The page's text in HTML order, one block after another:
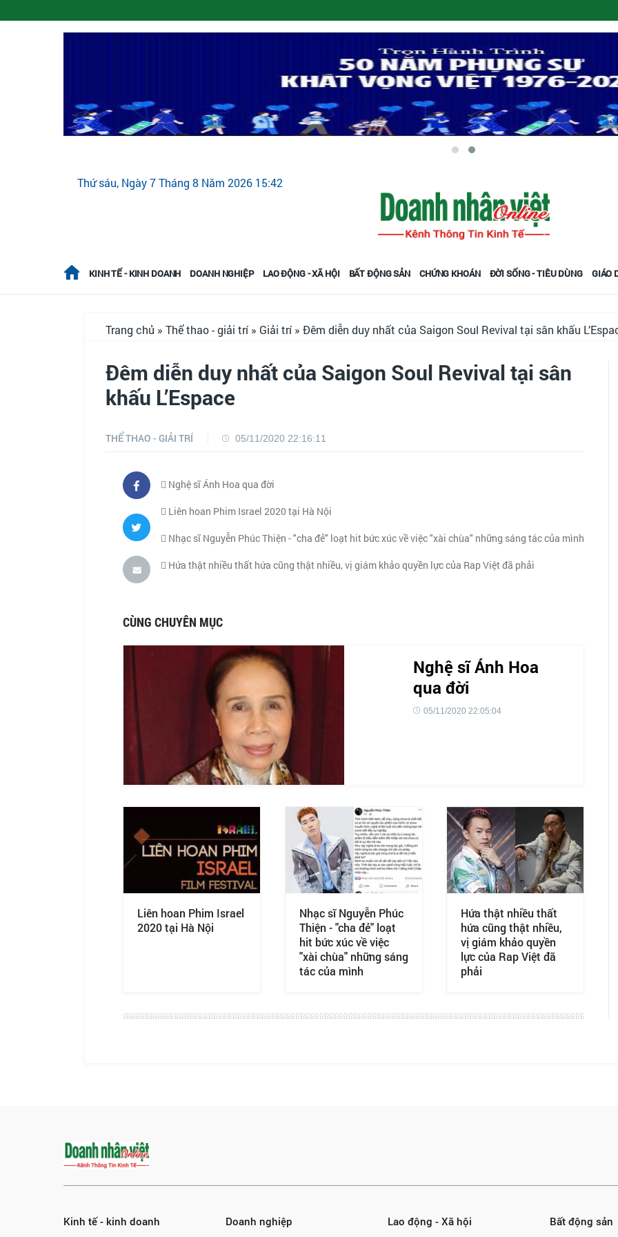
Thứ sáu, Ngày 7 Tháng 8 Năm 2026 15:42
KINH TẾ - KINH DOANH DOANH NGHIỆP LAO ĐỘNG - XÃ HỘI BẤT ĐỘNG SẢN CHỨNG KHOÁN ĐỜI SỐNG - TIÊU DÙNG GIÁO
Trang chủ » Thể thao - giải trí» Giải trí» Đêm diễn duy nhất của Saigon Soul Revival tại sân khấu
Đêm diễn duy nhất của Saigon Soul Revival tại sân
khấu L’Espace
THỂ THAO - GIẢI TRÍ 05/11/2020 22:16:11
Nghệ sĩ Ánh Hoa qua đời
Liên hoan Phim Israel 2020 tại Hà Nội
Nhạc sĩ Nguyễn Phúc Thiện - "cha đẻ" loạt hit bức xúc về việc "xài chùa" những sáng tác của mình
Hứa thật nhiều thất hứa cũng thật nhiều, vị giám khảo quyền lực của Rap Việt đã phải
CÙNG CHUYÊN MỤC
Nghệ sĩ Ánh Hoa
qua đời
05/11/2020 22:05:04
Liên hoan Phim Israel
2020 tại Hà Nội
Nhạc sĩ Nguyễn Phúc
Thiện - "cha đẻ" loạt
hit bức xúc về việc
"xài chùa" những sáng
tác của mình
Hứa thật nhiều thất
hứa cũng thật nhiều,
vị giám khảo quyền
lực của Rap Việt đã
phải
Kinh tế - kinh doanh Doanh nghiệp Lao động - Xã hội
Bất động sản